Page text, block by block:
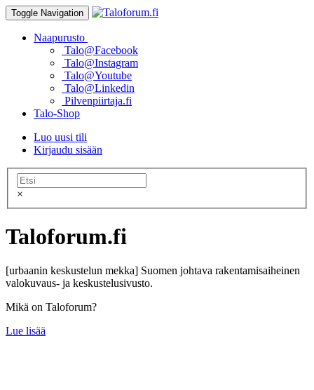
Toggle Navigation
Naapurusto
Talo@Facebook
Talo@Instagram
Talo@Youtube
Talo@Linkedin
Pilvenpiirtaja.fi
Talo-Shop
Luo uusi tili
Kirjaudu sisään
×
Taloforum.fi
[urbaanin keskustelun mekka] Suomen johtava rakentamisaiheinen
valokuvaus- ja keskustelusivusto.
Mikä on Taloforum?
Lue lisää